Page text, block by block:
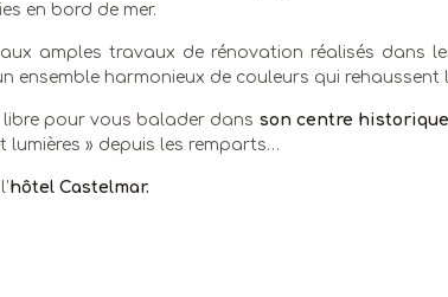
en bord de mer.
aux amples travaux de rénovation réalisés dans
ensemble harmonieux de couleurs qui rehaussent
libre pour vous balader dans son centre
lumières » depuis les remparts…
hôtel Castelmar.